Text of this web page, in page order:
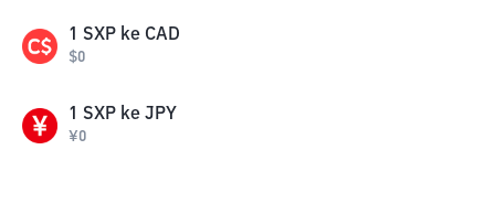
1 SXP ke CAD
$0
1 SXP ke JPY
¥0